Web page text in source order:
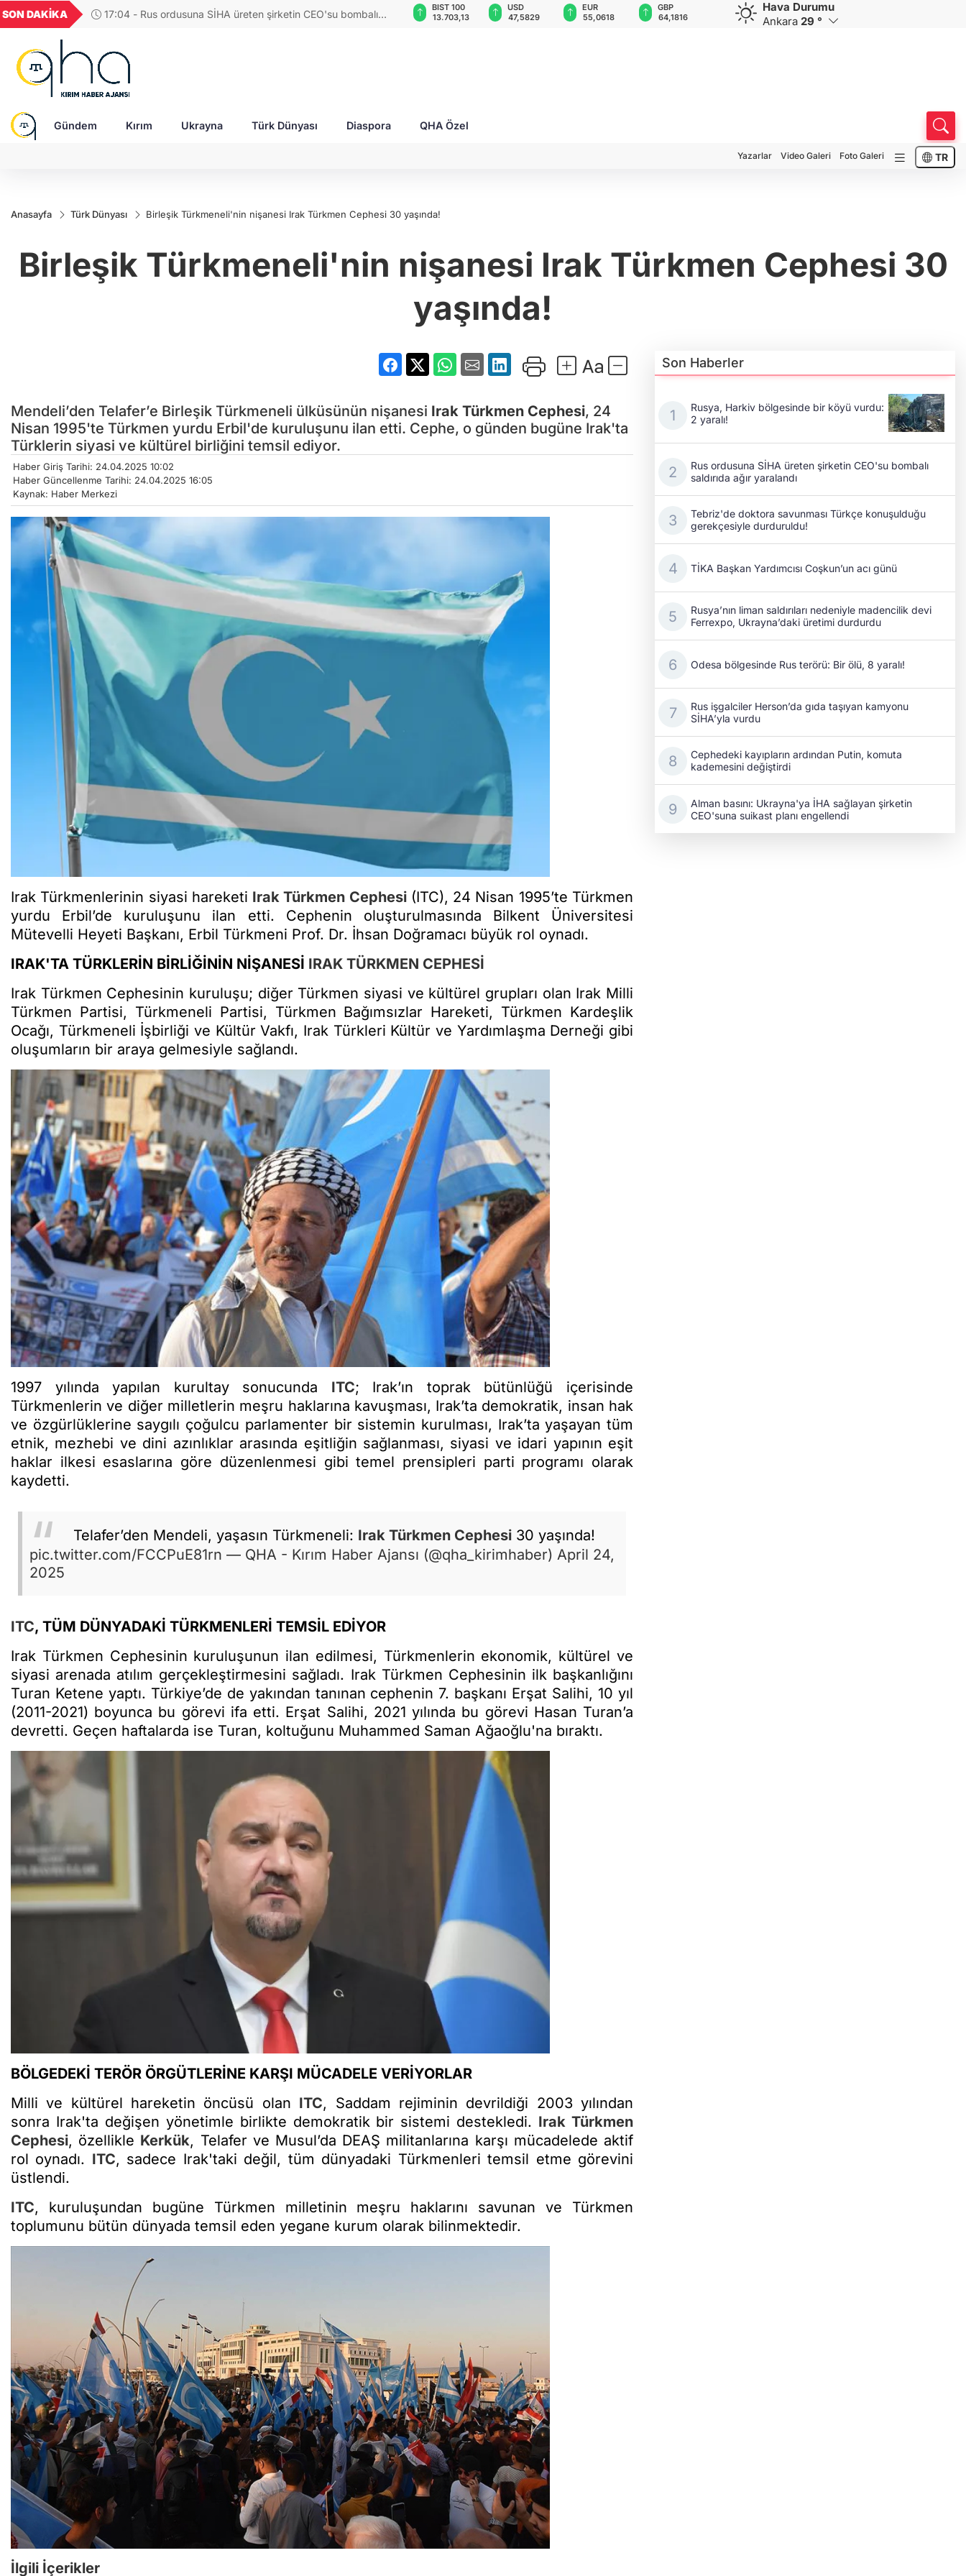
SON DAKİKA
17:04 - Rus ordusuna SİHA üreten şirketin CEO'su bombalı
GEL
18,1961
16,2454
BGN
28,0626
0,0018
6.521,65
BIST 100
13.703,13
USD
47,5829
EUR
55,0618
GBP
64,1816
CHF
58,9335
CAD
33,9490
Hava Durumu
Ankara 29 °
Gündem Kırım Ukrayna Türk Dünyası Diaspora QHA Özel
Yazarlar Video Galeri Foto Galeri TR
Anasayfa Türk Dünyası Birleşik Türkmeneli'nin nişanesi Irak Türkmen Cephesi 30 yaşında!
Birleşik Türkmeneli'nin nişanesi Irak Türkmen Cephesi 30
yaşında!
Mendeli’den Telafer’e Birleşik Türkmeneli ülküsünün nişanesi Irak Türkmen Cephesi, 24
Nisan 1995'te Türkmen yurdu Erbil'de kuruluşunu ilan etti. Cephe, o günden bugüne Irak'ta
Türklerin siyasi ve kültürel birliğini temsil ediyor.
Haber Giriş Tarihi: 24.04.2025 10:02
Haber Güncellenme Tarihi: 24.04.2025 16:05
Kaynak: Haber Merkezi
Irak Türkmenlerinin siyasi hareketi Irak Türkmen Cephesi(ITC), 24 Nisan 1995’te Türkmen
yurdu Erbil’de kuruluşunu ilan etti. Cephenin oluşturulmasında Bilkent Üniversitesi
Mütevelli Heyeti Başkanı, Erbil Türkmeni Prof. Dr. İhsan Doğramacı büyük rol oynadı.
IRAK'TA TÜRKLERİN BİRLİĞİNİN NİŞANESİ IRAK TÜRKMEN CEPHESİ
Irak Türkmen Cephesinin kuruluşu; diğer Türkmen siyasi ve kültürel grupları olan Irak Milli
Türkmen Partisi, Türkmeneli Partisi, Türkmen Bağımsızlar Hareketi, Türkmen Kardeşlik
Ocağı, Türkmeneli İşbirliği ve Kültür Vakfı, Irak Türkleri Kültür ve Yardımlaşma Derneği gibi
oluşumların bir araya gelmesiyle sağlandı.
1997 yılında yapılan kurultay sonucunda ITC; Irak’ın toprak bütünlüğü içerisinde
Türkmenlerin ve diğer milletlerin meşru haklarına kavuşması, Irak’ta demokratik, insan hak
ve özgürlüklerine saygılı çoğulcu parlamenter bir sistemin kurulması, Irak’ta yaşayan tüm
etnik, mezhebi ve dini azınlıklar arasında eşitliğin sağlanması, siyasi ve idari yapının eşit
haklar ilkesi esaslarına göre düzenlenmesi gibi temel prensipleri parti programı olarak
kaydetti.
Telafer’den Mendeli, yaşasın Türkmeneli: Irak Türkmen Cephesi 30 yaşında!
pic.twitter.com/FCCPuE81rn — QHA - Kırım Haber Ajansı (@qha_kirimhaber) April 24,
2025
ITC, TÜM DÜNYADAKİ TÜRKMENLERİ TEMSİL EDİYOR
Irak Türkmen Cephesinin kuruluşunun ilan edilmesi, Türkmenlerin ekonomik, kültürel ve
siyasi arenada atılım gerçekleştirmesini sağladı. Irak Türkmen Cephesinin ilk başkanlığını
Turan Ketene yaptı. Türkiye’de de yakından tanınan cephenin 7. başkanı Erşat Salihi, 10 yıl
(2011-2021) boyunca bu görevi ifa etti. Erşat Salihi, 2021 yılında bu görevi Hasan Turan’a
devretti. Geçen haftalarda ise Turan, koltuğunu Muhammed Saman Ağaoğlu'na bıraktı.
BÖLGEDEKİ TERÖR ÖRGÜTLERİNE KARŞI MÜCADELE VERİYORLAR
Milli ve kültürel hareketin öncüsü olan ITC, Saddam rejiminin devrildiği 2003 yılından
sonra Irak'ta değişen yönetimle birlikte demokratik bir sistemi destekledi. Irak Türkmen
Cephesi, özellikle Kerkük, Telafer ve Musul’da DEAŞ militanlarına karşı mücadelede aktif
rol oynadı. ITC, sadece Irak'taki değil, tüm dünyadaki Türkmenleri temsil etme görevini
üstlendi.
ITC, kuruluşundan bugüne Türkmen milletinin meşru haklarını savunan ve Türkmen
toplumunu bütün dünyada temsil eden yegane kurum olarak bilinmektedir.
İlgili İçerikler
Son Haberler
Rusya, Harkiv bölgesinde bir köyü vurdu:
2 yaralı!
Rus ordusuna SİHA üreten şirketin CEO'su bombalı
saldırıda ağır yaralandı
Tebriz'de doktora savunması Türkçe konuşulduğu
gerekçesiyle durduruldu!
TİKA Başkan Yardımcısı Coşkun’un acı günü
Rusya’nın liman saldırıları nedeniyle madencilik devi
Ferrexpo, Ukrayna’daki üretimi durdurdu
Odesa bölgesinde Rus terörü: Bir ölü, 8 yaralı!
Rus işgalciler Herson’da gıda taşıyan kamyonu
SİHA’yla vurdu
Cephedeki kayıpların ardından Putin, komuta
kademesini değiştirdi
Alman basını: Ukrayna'ya İHA sağlayan şirketin
CEO'suna suikast planı engellendi